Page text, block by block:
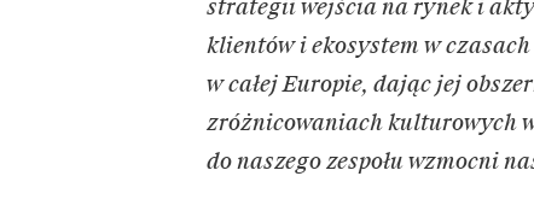
strategii wejścia na rynek i
klientów i ekosystem w
w całej Europie, dając jej
zróżnicowaniach kulturowych
do naszego zespołu wzmocni